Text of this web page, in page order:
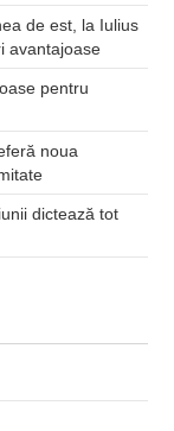
de est, la Iulius
avantajoase
pentru
noua
dictează tot